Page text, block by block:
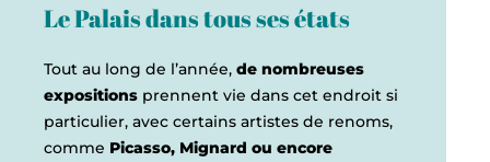
Le Palais dans tous ses états
Tout au long de l’année, de nombreuses
expositions prennent vie dans cet endroit si
particulier, avec certains artistes de renoms,
comme Picasso, Mignard ou encore